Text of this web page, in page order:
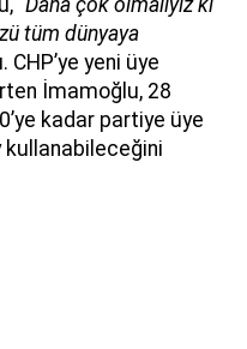
tüm dünyaya
yeni üye
İmamoğlu, 28
kadar partiye üye
kullanabileceğini